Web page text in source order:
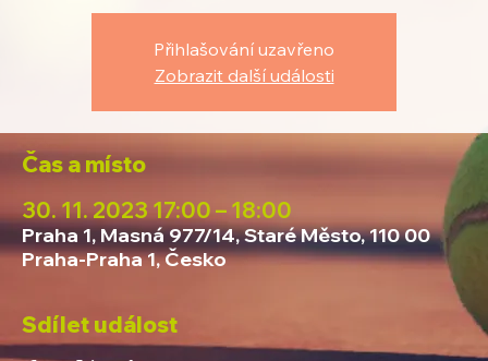
Přihlašování uzavřeno
Zobrazit další události
Čas a místo
30. 11. 2023 17:00 – 18:00
Praha 1, Masná 977/14, Staré Město, 110 00
Praha-Praha 1, Česko
Sdílet událost